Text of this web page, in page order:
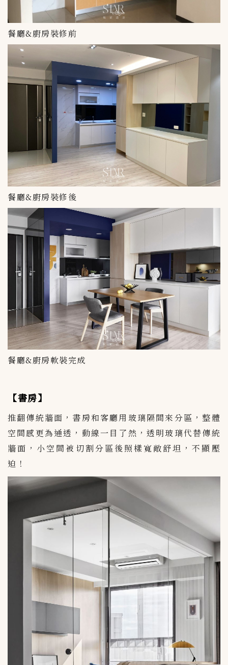
餐廳&廚房裝修前
餐廳&廚房裝修後
餐廳&廚房軟裝完成
【書房】
推翻傳統牆面，書房和客廳用玻璃隔間來分區，整體
空間感更為通透，動線一目了然，透明玻璃代替傳統
牆面，小空間被切割分區後照樣寬敞舒坦，不顯壓
迫！